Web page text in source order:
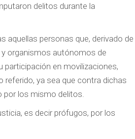
delitos durante la
aquellas personas que, derivado de
organismos autónomos de
en movilizaciones,
ya sea que contra dichas
por los mismo delitos.
es decir prófugos, por los